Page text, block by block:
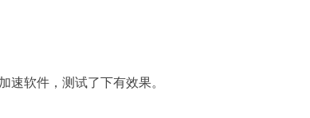
速软件，测试了下有效果。